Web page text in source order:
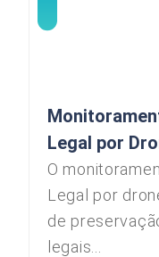
Legal por
O
Legal por
de
legais...